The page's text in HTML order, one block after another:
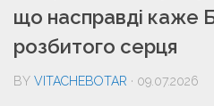
що насправді каже
розбитого серця
BY VITACHEBOTAR · 09.07.2026